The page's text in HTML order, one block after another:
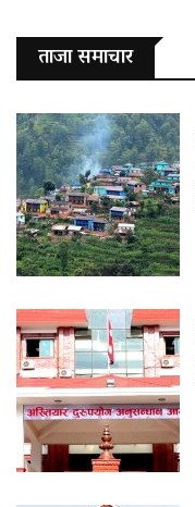
ताजा समाचार